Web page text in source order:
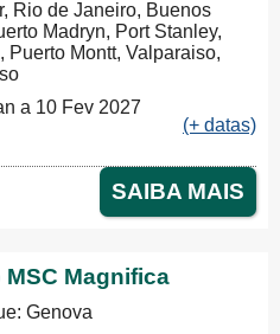
Rio de Janeiro, Buenos
Madryn, Port Stanley,
Puerto Montt, Valparaiso,
a 10 Fev 2027
(+ datas)
SAIBA MAIS
MSC Magnifica
Genova